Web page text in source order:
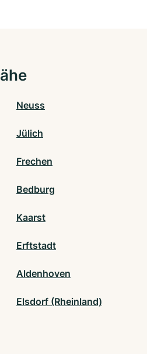
Neuss
Jülich
Frechen
Bedburg
Kaarst
Erftstadt
Aldenhoven
Elsdorf (Rheinland)